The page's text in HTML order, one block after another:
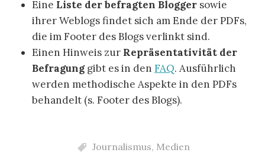
Eine Liste der befragten Blogger sowie
ihrer Weblogs findet sich am Ende der PDFs,
die im Footer des Blogs verlinkt sind.
Einen Hinweis zur Repräsentativität der
Befragunggibt es in den FAQ. Ausführlich
werden methodische Aspekte in den PDFs
behandelt (s. Footer des Blogs).
Journalismus, Medien